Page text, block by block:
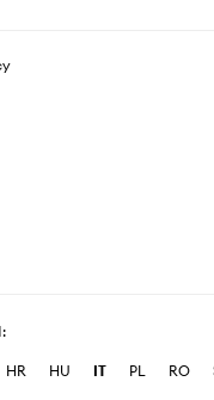
HR HU IT PL RO